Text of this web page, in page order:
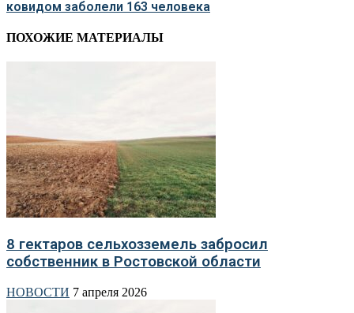
ковидом заболели 163 человека
ПОХОЖИЕ МАТЕРИАЛЫ
8 гектаров сельхозземель забросил
собственник в Ростовской области
НОВОСТИ 7 апреля 2026